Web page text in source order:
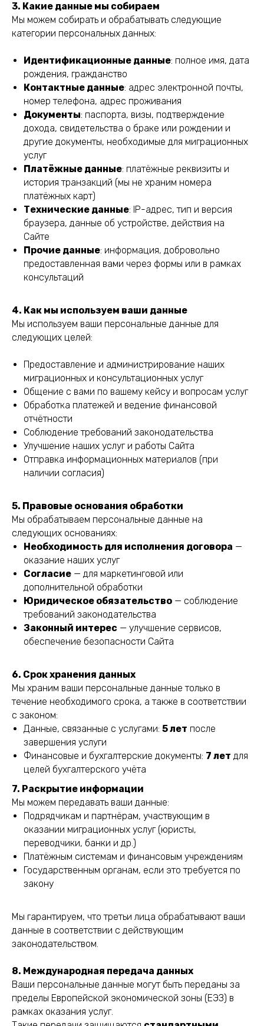
3. Какие данные мы собираем
Мы можем собирать и обрабатывать следующие
категории персональных данных:
Идентификационные данные: полное имя, дата
рождения, гражданство
Контактные данные: адрес электронной почты,
номер телефона, адрес проживания
Документы: паспорта, визы, подтверждение
дохода, свидетельства о браке или рождении и
другие документы, необходимые для миграционных
услуг
Платёжные данные: платёжные реквизиты и
история транзакций (мы не храним номера
платёжных карт)
Технические данные: IP-адрес, тип и версия
браузера, данные об устройстве, действия на
Сайте
Прочие данные: информация, добровольно
предоставленная вами через формы или в рамках
консультаций
4. Как мы используем ваши данные
Мы используем ваши персональные данные для
следующих целей:
Предоставление и администрирование наших
миграционных и консультационных услуг
Общение с вами по вашему кейсу и вопросам услуг
Обработка платежей и ведение финансовой
отчётности
Соблюдение требований законодательства
Улучшение наших услуг и работы Сайта
Отправка информационных материалов (при
наличии согласия)
5. Правовые основания обработки
Мы обрабатываем персональные данные на
следующих основаниях:
Необходимость для исполнения договора —
оказание наших услуг
Согласие — для маркетинговой или
дополнительной обработки
Юридическое обязательство — соблюдение
требований законодательства
Законный интерес — улучшение сервисов,
обеспечение безопасности Сайта
6. Срок хранения данных
Мы храним ваши персональные данные только в
течение необходимого срока, а также в соответствии
с законом:
Данные, связанные с услугами: 5 лет после
завершения услуги
Финансовые и бухгалтерские документы: 7 лет для
целей бухгалтерского учёта
7. Раскрытие информации
Мы можем передавать ваши данные:
Подрядчикам и партнёрам, участвующим в
оказании миграционных услуг (юристы,
переводчики, банки и др.)
Платёжным системам и финансовым учреждениям
Государственным органам, если это требуется по
закону
Мы гарантируем, что третьи лица обрабатывают ваши
данные в соответствии с действующим
законодательством.
8. Международная передача данных
Ваши персональные данные могут быть переданы за
пределы Европейской экономической зоны (ЕЭЗ) в
рамках оказания услуг.